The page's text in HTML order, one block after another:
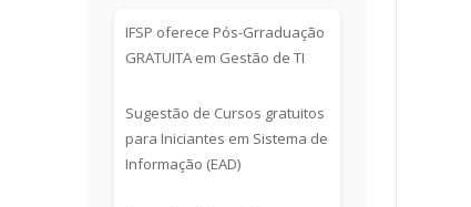
IFSP oferece Pós-Grraduação
GRATUITA em Gestão de TI
Sugestão de Cursos gratuitos
para Iniciantes em Sistema de
Informação (EAD)